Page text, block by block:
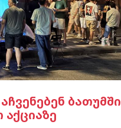
ბათუმში